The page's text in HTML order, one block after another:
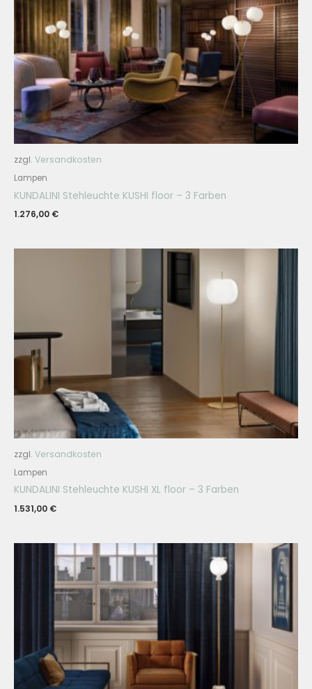
zzgl. Versandkosten
Lampen
KUNDALINI Stehleuchte KUSHI floor – 3 Farben
1.276,00 €
zzgl. Versandkosten
Lampen
KUNDALINI Stehleuchte KUSHI XL floor – 3 Farben
1.531,00 €